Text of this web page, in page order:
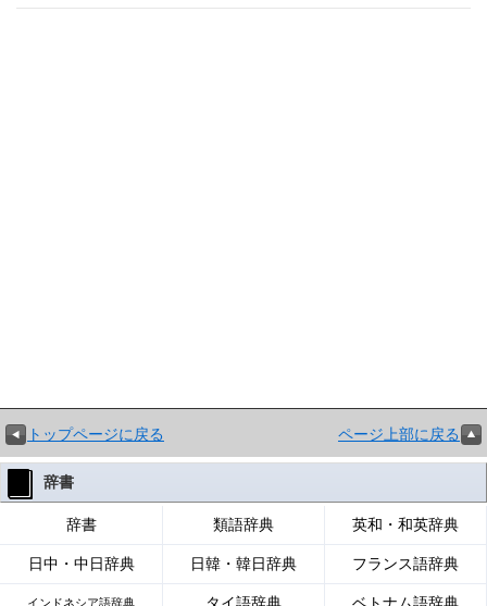
トップページに戻る ページ上部に戻る
辞書
辞書 類語辞典 英和・和英辞典
日中・中日辞典 日韓・韓日辞典 フランス語辞典
インドネシア語辞典